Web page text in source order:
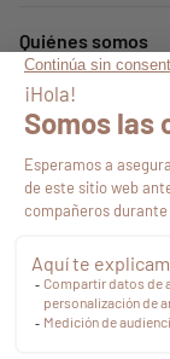
Quiénes somos
Servicios
Síguenos en